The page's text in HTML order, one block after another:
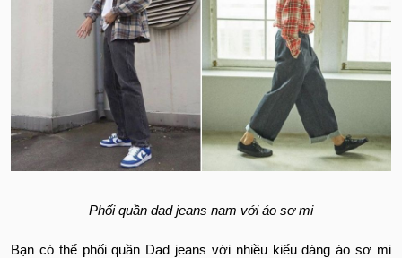
Phối quần dad jeans nam với áo sơ mi
Bạn có thể phối quần Dad jeans với nhiều kiểu dáng áo sơ mi